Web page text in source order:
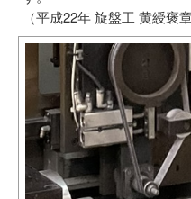
（平成22年 旋盤工 黄綬褒